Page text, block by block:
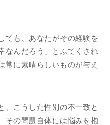
ても、あなたがその経験を
なんだろう」とふてくされ
常に素晴らしいものが与え
、こうした性別の不一致と
その問題自体には悩みを抱